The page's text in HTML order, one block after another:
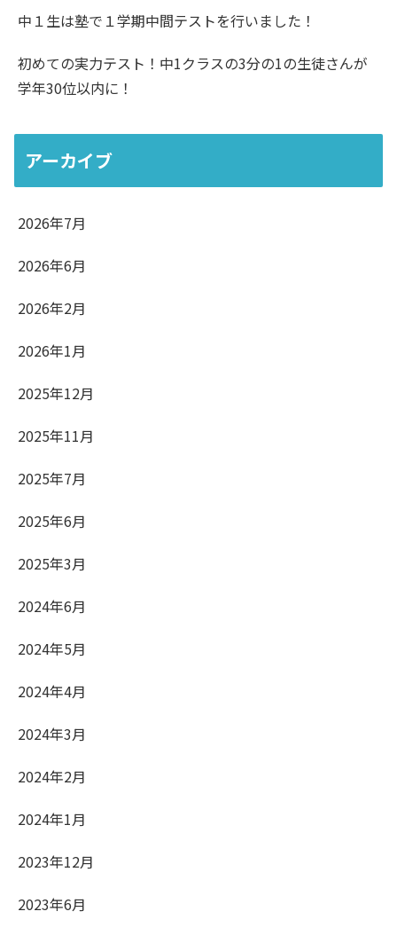
中１生は塾で１学期中間テストを行いました！
初めての実力テスト！中1クラスの3分の1の生徒さんが
学年30位以内に！
アーカイブ
2026年7月
2026年6月
2026年2月
2026年1月
2025年12月
2025年11月
2025年7月
2025年6月
2025年3月
2024年6月
2024年5月
2024年4月
2024年3月
2024年2月
2024年1月
2023年12月
2023年6月